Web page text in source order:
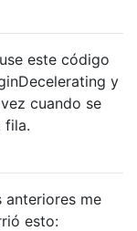
este código
y
cuando se
fila.
anteriores me
esto: